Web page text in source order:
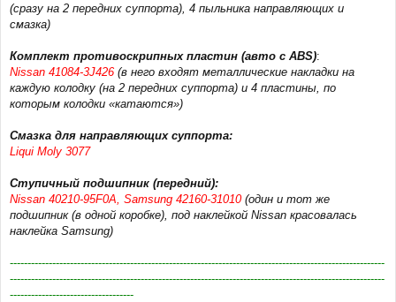
(сразу на 2 передних суппорта), 4 пыльника направляющих и
смазка)
Комплект противоскрипных пластин (авто с ABS):
Nissan 41084-3J426 (в него входят металлические накладки на
каждую колодку (на 2 передних суппорта) и 4 пластины, по
которым колодки «катаются»)
Смазка для направляющих суппорта:
Liqui Moly 3077
Ступичный подшипник (передний):
Nissan 40210-95F0A, Samsung 42160-31010(один и тот же
подшипник (в одной коробке), под наклейкой Nissan красовалась
наклейка Samsung)
----------------------------------------------------------------------------------------------------------
----------------------------------------------------------------------------------------------------------
-----------------------------------